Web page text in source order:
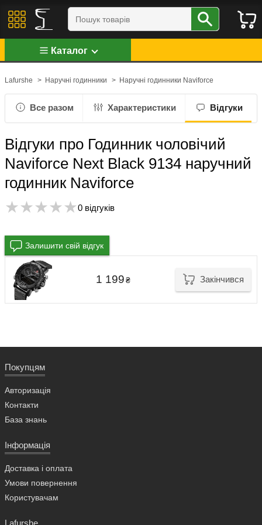
Каталог
Lafurshe > Наручні годинники > Наручні годинники Naviforce
Все разом Характеристики Відгуки
Відгуки про Годинник чоловічий
Naviforce Next Black 9134 наручний
годинник Naviforce
0 відгуків
Залишити свій відгук
1 199₴ Закінчився
Покупцям
Авторизація
Контакти
База знань
Інформація
Доставка і оплата
Умови повернення
Користувачам
Lafurshe